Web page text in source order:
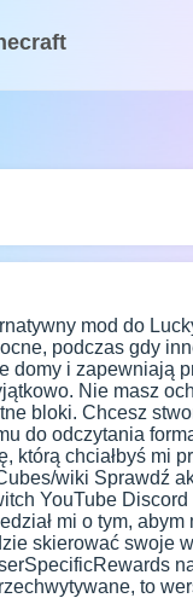
mod do
podczas gdy
domy i
Nie masz
bloki. Chcesz
do odczytania
którą chciałbyś
wiki Sprawdź
YouTube
mi o tym,
skierować swoje
to